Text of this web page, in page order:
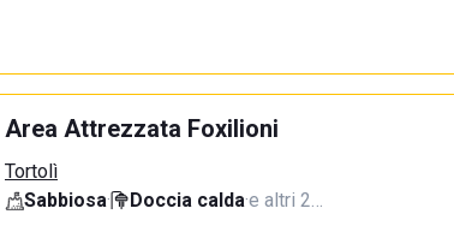
Area Attrezzata Foxilioni
Tortolì
Sabbiosa· Doccia calda·e altri 2…